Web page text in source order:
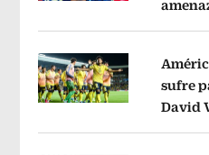
Opens in new window
Opens in new window
sufre
David